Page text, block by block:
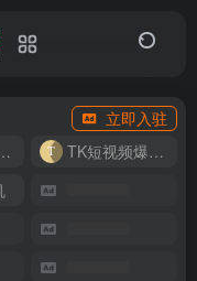
立即入驻
媒管理平台
TK短视频爆款复刻